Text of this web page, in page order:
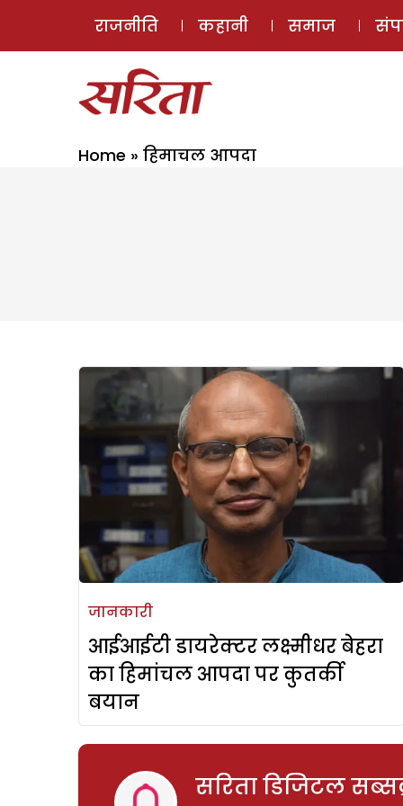
राजनीति कहानी समाज
Home » हिमाचल आपदा
जानकारी
आईआईटी डायरेक्टर लक्ष्मीधर बेहरा
का हिमांचल आपदा पर कुतर्की
बयान
सरिता डिजिटल